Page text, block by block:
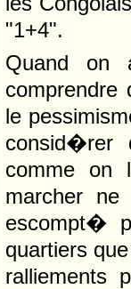
"1+4".
Quand
le
consid�rer
comme on
marcher
escompt�
quartiers
ralliements